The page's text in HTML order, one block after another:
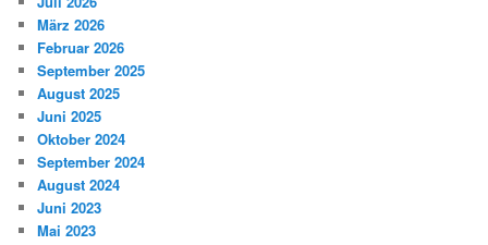
März 2026
Februar 2026
September 2025
August 2025
Juni 2025
Oktober 2024
September 2024
August 2024
Juni 2023
Mai 2023